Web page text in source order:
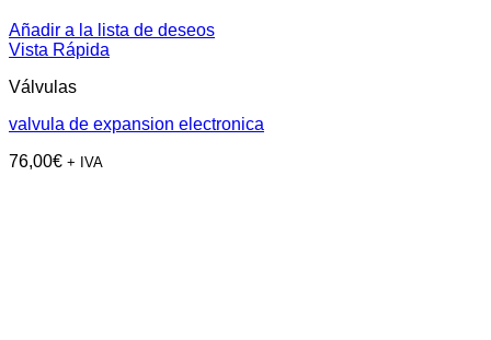
Añadir a la lista de deseos
Vista Rápida
Válvulas
valvula de expansion electronica
76,00€ + IVA